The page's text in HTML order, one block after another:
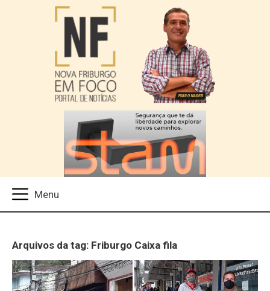
Arquivos da tag: Friburgo Caixa fila